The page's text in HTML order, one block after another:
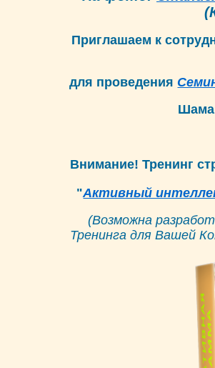
Приглашаем к
для проведения
Внимание! Тренинг
"Активный
(Возможна
Тренинга для Вашей